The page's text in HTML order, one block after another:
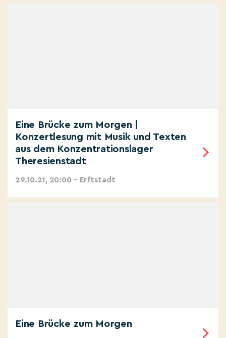
Eine Brücke zum Morgen |
Konzertlesung mit Musik und Texten
aus dem Konzentrationslager
Theresienstadt
29.10.21, 20:00 – Erftstadt
Eine Brücke zum Morgen